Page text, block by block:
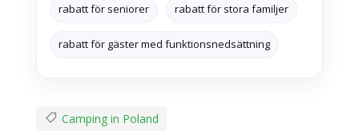
rabatt för seniorer rabatt för stora familjer
rabatt för gäster med funktionsnedsättning
Camping in Poland